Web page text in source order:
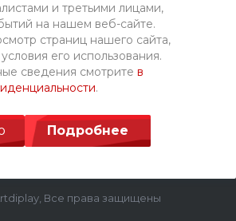
и третьими лицами,
на нашем веб-сайте.
страниц нашего сайта,
его использования.
сведения смотрите в
.
Подробнее
Все права защищены